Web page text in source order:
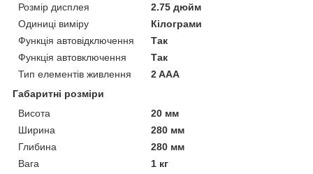
Розмір дисплея
2.75 дюйм
Одиниці виміру
Кілограми
Функція автовідключення
Так
Функція автовключення
Так
Тип елементів живлення
2 AAA
Габаритні розміри
Висота
20 мм
Ширина
280 мм
Глибина
280 мм
Вага
1 кг